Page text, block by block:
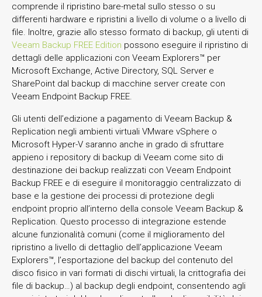
comprende il ripristino bare-metal sullo stesso o su
differenti hardware e ripristini a livello di volume o a livello di
file. Inoltre, grazie allo stesso formato di backup, gli utenti di
Veeam Backup FREE Edition possono eseguire il ripristino di
dettagli delle applicazioni con Veeam Explorers™ per
Microsoft Exchange, Active Directory, SQL Server e
SharePoint dal backup di macchine server create con
Veeam Endpoint Backup FREE.
Gli utenti dell’edizione a pagamento di Veeam Backup &
Replication negli ambienti virtuali VMware vSphere o
Microsoft Hyper-V saranno anche in grado di sfruttare
appieno i repository di backup di Veeam come sito di
destinazione dei backup realizzati con Veeam Endpoint
Backup FREE e di eseguire il monitoraggio centralizzato di
base e la gestione dei processi di protezione degli
endpoint proprio all’interno della console Veeam Backup &
Replication. Questo processo di integrazione estende
alcune funzionalità comuni (come il miglioramento del
ripristino a livello di dettaglio dell’applicazione Veeam
Explorers™, l’esportazione del backup del contenuto del
disco fisico in vari formati di dischi virtuali, la crittografia dei
file di backup…) al backup degli endpoint, consentendo agli